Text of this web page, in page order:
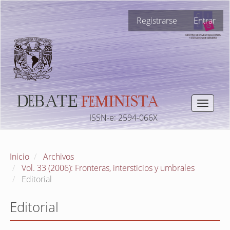
Navegación
principal
Contenido
principal
Barra
lateral
Registrarse Entrar
Toggle
ISSN-e: 2594-066X
Inicio
Archivos
Vol. 33 (2006): Fronteras, intersticios y umbrales
Editorial
Editorial